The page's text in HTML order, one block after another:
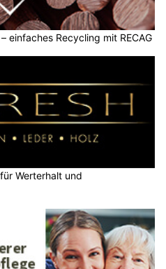
einfaches Recycling mit RECAG
Werterhalt und